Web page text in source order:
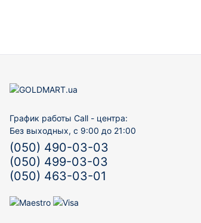
График работы Call - центра:
Без выходных, с 9:00 до 21:00
(050) 490-03-03
(050) 499-03-03
(050) 463-03-01